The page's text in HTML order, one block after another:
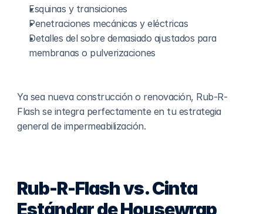
Esquinas y transiciones
Penetraciones mecánicas y eléctricas
Detalles del sobre demasiado ajustados para
membranas o pulverizaciones
Ya sea nueva construcción o renovación, Rub-R-
Flash se integra perfectamente en tu estrategia
general de impermeabilización.
Rub-R-Flash vs. Cinta
Estándar de Housewrap